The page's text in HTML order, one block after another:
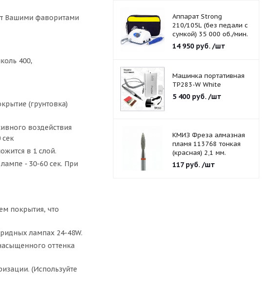
Вашими фаворитами
400,
(грунтовка)
воздействия
в 1 слой.
- 30-60 сек. При
покрытия, что
лампах 24-48W.
оттенка
(Используйте
Аппарат Strong
210/105L (без педали с
сумкой) 35 000 об./мин.
14 950руб. /шт
Машинка портативная
TP283-W White
5 400руб. /шт
КМИЗ Фреза алмазная
пламя 113768 тонкая
(красная) 2,1 мм.
117руб. /шт